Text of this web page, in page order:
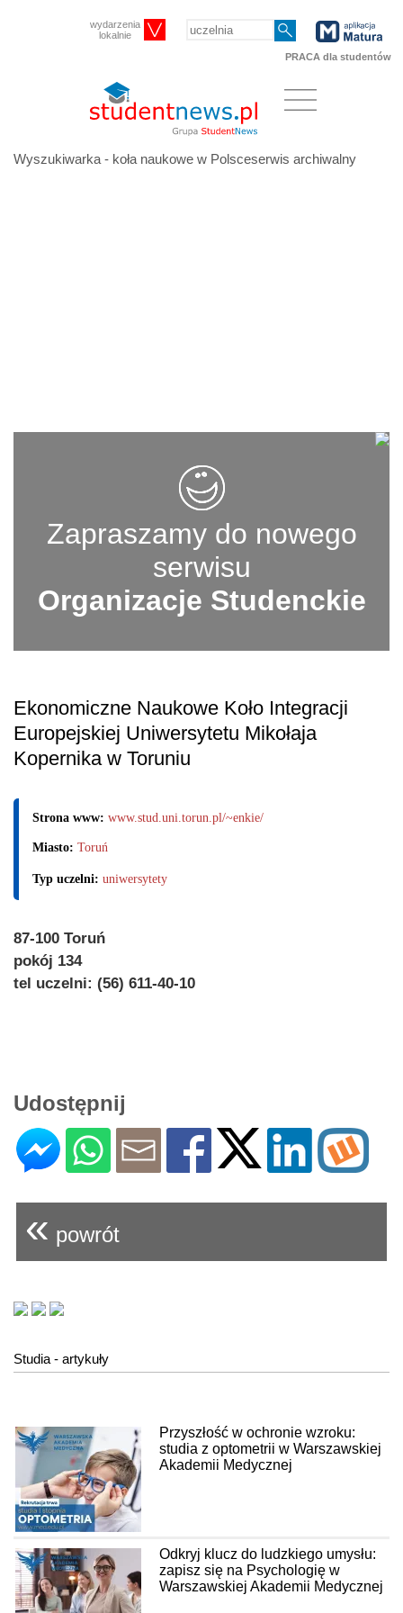
wydarzenia
lokalnie
PRACA dla studentów
Wyszukiwarka - koła naukowe w Polsceserwis archiwalny
Zapraszamy do nowego
serwisu
Organizacje Studenckie
Ekonomiczne Naukowe Koło Integracji
Europejskiej Uniwersytetu Mikołaja
Kopernika w Toruniu
Strona www: www.stud.uni.torun.pl/~enkie/
Miasto: Toruń
Typ uczelni: uniwersytety
87-100 Toruń
pokój 134
tel uczelni: (56) 611-40-10
Udostępnij
« powrót
Studia - artykuły
Przyszłość w ochronie wzroku:
studia z optometrii w Warszawskiej
Akademii Medycznej
Odkryj klucz do ludzkiego umysłu:
zapisz się na Psychologię w
Warszawskiej Akademii Medycznej